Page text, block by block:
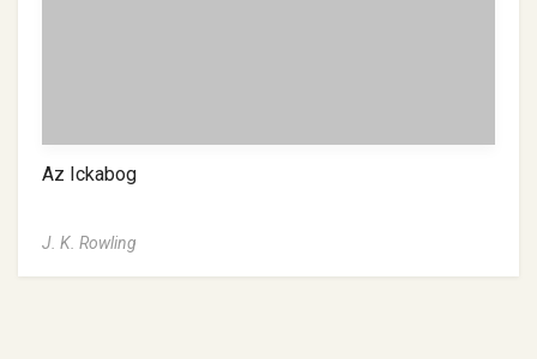
Az Ickabog
J. K. Rowling